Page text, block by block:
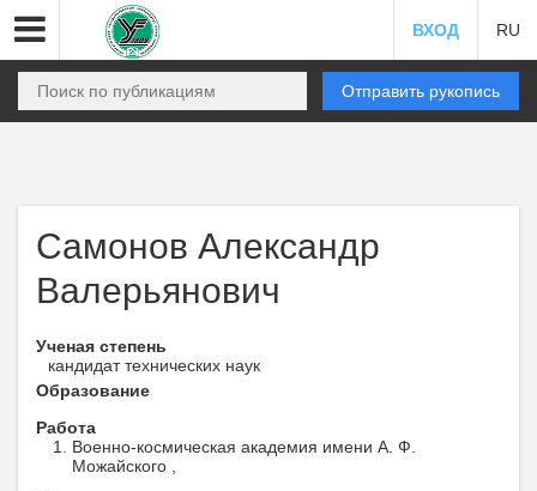
ВХОД RU
Отправить рукопись
Самонов Александр
Валерьянович
Ученая степень
кандидат технических наук
Образование
Работа
Военно-космическая академия имени А. Ф.
Можайского ,